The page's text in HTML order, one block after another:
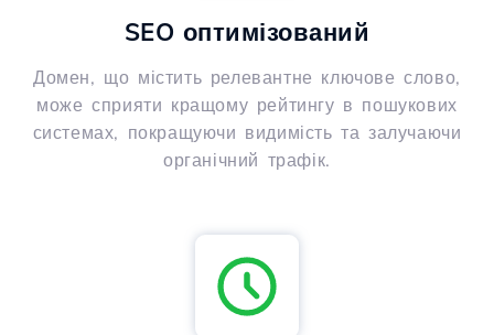
SEO оптимізований
Домен, що містить релевантне ключове слово,
може сприяти кращому рейтингу в пошукових
системах, покращуючи видимість та залучаючи
органічний трафік.